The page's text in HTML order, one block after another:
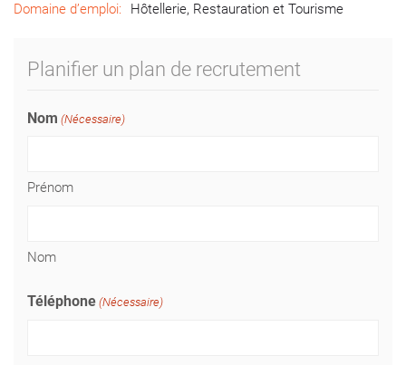
Domaine d’emploi:
Hôtellerie, Restauration et Tourisme
Planifier un plan de recrutement
Nom (Nécessaire)
Prénom
Nom
Téléphone (Nécessaire)